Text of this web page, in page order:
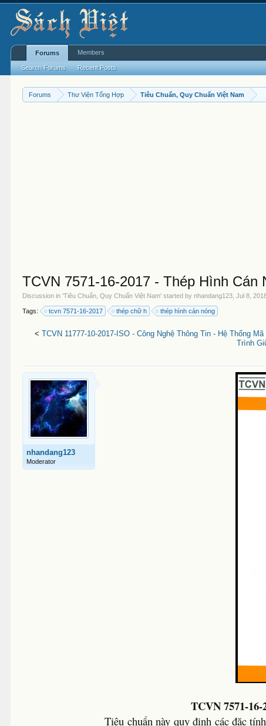
Forums Thư Viện Tổng Hợp Tiêu Chuẩn, Quy Chuẩn Việt Nam
TCVN 7571-16-2017 - Thép Hình Cán
Discussion in 'Tiêu Chuẩn, Quy Chuẩn Việt Nam' started bynhandang123 ,Jul 8,
Tags: tcvn 7571-16-2017 thép chữ h thép hình cán nóng
< TCVN 11777-10-2017-ISO - Công Nghệ Thông Tin - Hệ Thống
Trình
nhandang123
Moderator
TCVN 7571-
Tiêu chuẩn này quy định các đặc
Forums
Search Forums Recent Posts
Members